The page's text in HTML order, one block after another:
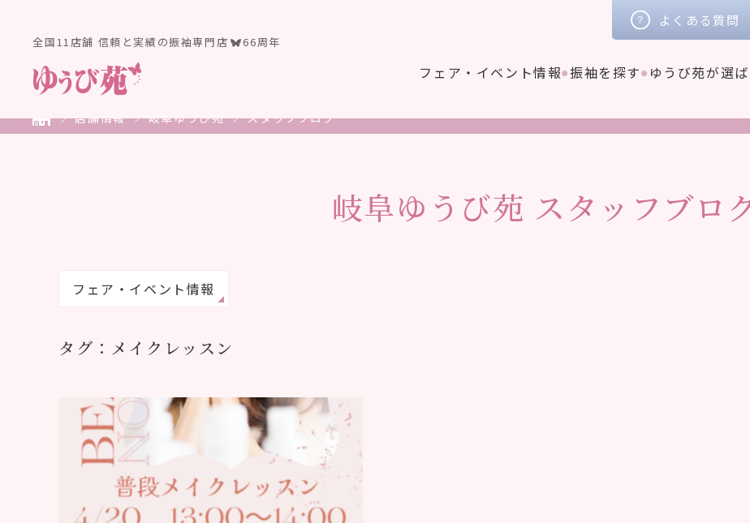
全国11店舗 信頼と実績の振袖専門店 66周年
フェア・イベント情報 振袖を探す ゆうび苑が選
よくある質問
店舗情報 岐阜ゆうび苑 スタッフブログ
岐阜ゆうび苑 スタッフブロ
フェア・イベント情報
タグ：メイクレッスン